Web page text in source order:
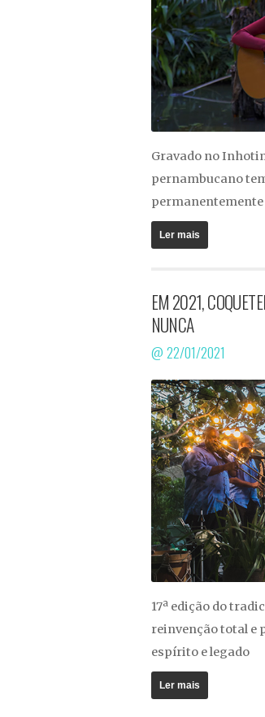
Gravado no
pernambucano
Ler mais
EM 2021,
NUNCA
@22/01/2021
17ª edição do
reinvenção total e
espírito e legado
Ler mais